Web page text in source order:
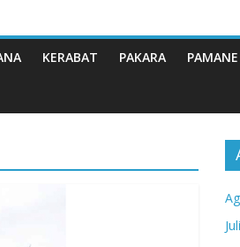
KERABAT PAKARA PAMANE